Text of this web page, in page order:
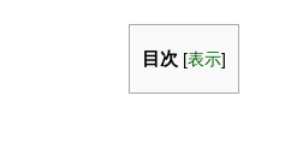
目次 [表示]